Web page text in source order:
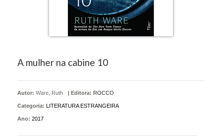
A mulher na cabine 10
Autor: Ware, Ruth | Editora: ROCCO
Categoria: LITERATURA ESTRANGEIRA
Ano: 2017